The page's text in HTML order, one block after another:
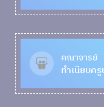
คณาจารย์
ทำเนียบค